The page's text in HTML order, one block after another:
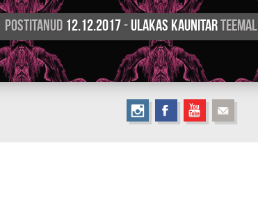
Postitanud 12.12.2017 -Ulakas Kaunitar teemal